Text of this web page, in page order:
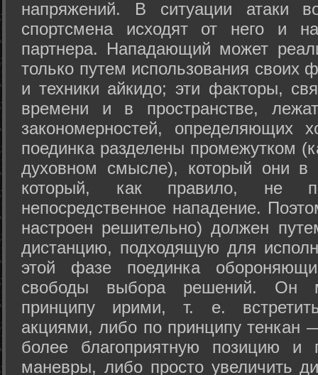
напряжений. В ситуации атаки
спортсмена исходят от него и
партнера. Нападающий может
только путем использования своих
и техники айкидо; эти факторы,
времени и в пространстве,
закономерностей, определяющих
поединка разделены промежутком
духовном смысле), который они в
который, как правило, не
непосредственное нападение.
настроен решительно) должен
дистанцию, подходящую для
этой фазе поединка
свободы выбора решений. Он
принципу ирими, т. е.
акциями, либо по принципу тенкан
более благоприятную позицию и
маневры, либо просто увеличить